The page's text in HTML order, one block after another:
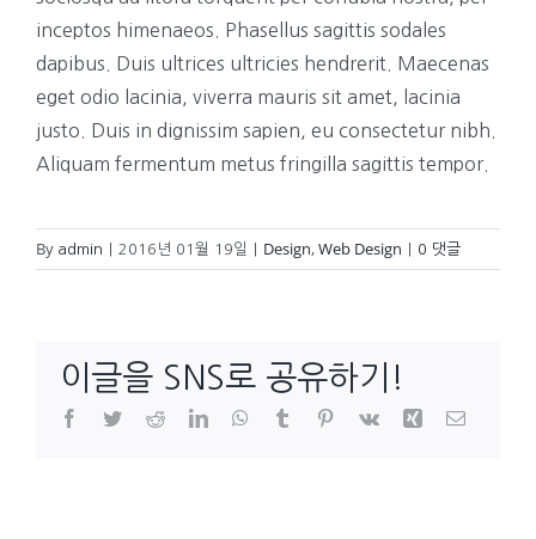
inceptos himenaeos. Phasellus sagittis sodales
dapibus. Duis ultrices ultricies hendrerit. Maecenas
eget odio lacinia, viverra mauris sit amet, lacinia
justo. Duis in dignissim sapien, eu consectetur nibh.
Aliquam fermentum metus fringilla sagittis tempor.
By admin 2016년 01월 19일 Design,Web Design 0 댓글
이글을 SNS로 공유하기!
Facebook
TwitterRedditLinkedInWhatsApp
TumblrPinterest
Vk Xing이